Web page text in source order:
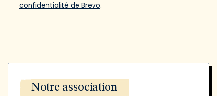
confidentialité de Brevo.
Notre association